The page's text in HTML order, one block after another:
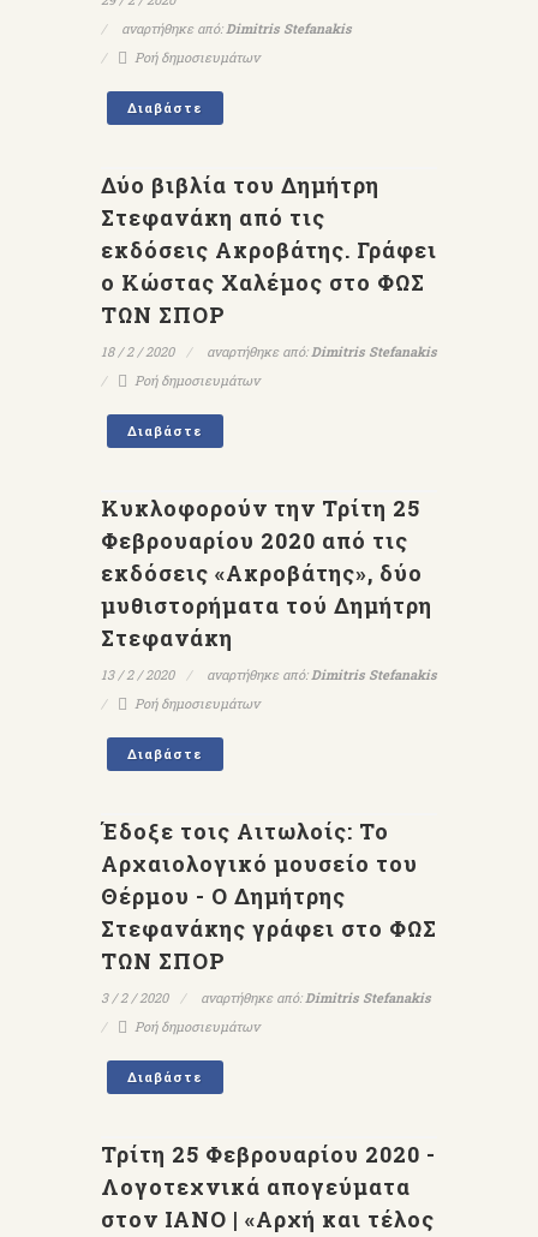
αναρτήθηκε από:Dimitris Stefanakis
Ροή δημοσιευμάτων
Διαβάστε
Δύο βιβλία του Δημήτρη
Στεφανάκη από τις
εκδόσεις Ακροβάτης. Γράφει
ο Κώστας Χαλέμος στο ΦΩΣ
ΤΩΝ ΣΠΟΡ
18 / 2 / 2020 αναρτήθηκε από:Dimitris Stefanakis
Ροή δημοσιευμάτων
Διαβάστε
Κυκλοφορούν την Τρίτη 25
Φεβρουαρίου 2020 από τις
εκδόσεις «Ακροβάτης», δύο
μυθιστορήματα τού Δημήτρη
Στεφανάκη
13 / 2 / 2020 αναρτήθηκε από:Dimitris Stefanakis
Ροή δημοσιευμάτων
Διαβάστε
Έδοξε τοις Αιτωλοίς: Το
Αρχαιολογικό μουσείο του
Θέρμου - Ο Δημήτρης
Στεφανάκης γράφει στο ΦΩΣ
ΤΩΝ ΣΠΟΡ
3 / 2 / 2020 αναρτήθηκε από:Dimitris Stefanakis
Ροή δημοσιευμάτων
Διαβάστε
Τρίτη 25 Φεβρουαρίου 2020 -
Λογοτεχνικά απογεύματα
στον ΙΑΝΟ | «Αρχή και τέλος